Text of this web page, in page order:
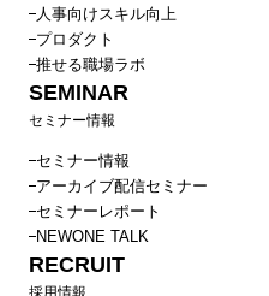
人事向けスキル向上
プロダクト
推せる職場ラボ
SEMINAR
セミナー情報
セミナー情報
アーカイブ配信セミナー
セミナーレポート
NEWONE TALK
RECRUIT